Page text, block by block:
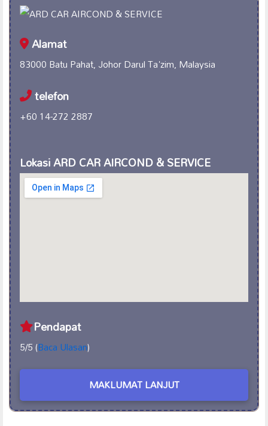
Alamat
83000 Batu Pahat, Johor Darul Ta'zim, Malaysia
telefon
+60 14-272 2887
Lokasi ARD CAR AIRCOND & SERVICE
Pendapat
5/5 (Baca Ulasan)
MAKLUMAT LANJUT